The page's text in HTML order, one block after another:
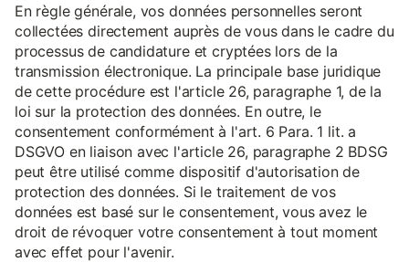
En règle générale, vos données personnelles seront
collectées directement auprès de vous dans le cadre du
processus de candidature et cryptées lors de la
transmission électronique. La principale base juridique
de cette procédure est l'article 26, paragraphe 1, de la
loi sur la protection des données. En outre, le
consentement conformément à l'art. 6 Para. 1 lit. a
DSGVO en liaison avec l'article 26, paragraphe 2 BDSG
peut être utilisé comme dispositif d'autorisation de
protection des données. Si le traitement de vos
données est basé sur le consentement, vous avez le
droit de révoquer votre consentement à tout moment
avec effet pour l'avenir.